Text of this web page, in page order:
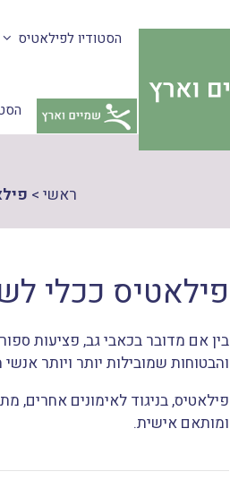
הסטודיו לפילאטיס
ראשי >
פילאטיס ככלי
בין אם מדובר בכאבי גב, פציעות
והבטוחות שמובילות יותר ויותר
פילאטיס, בניגוד לאימונים אחרים,
ומותאם אישית.